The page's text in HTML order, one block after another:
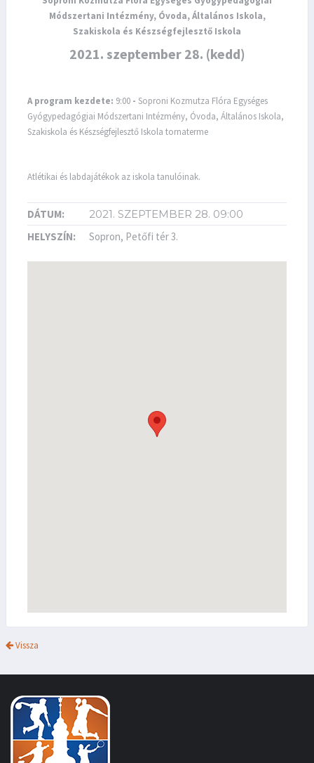
Módszertani Intézmény, Óvoda, Általános Iskola,
Szakiskola és Készségfejlesztő Iskola
2021. szeptember 28. (kedd)
A program kezdete: 9:00 - Soproni Kozmutza Flóra Egységes
Gyógypedagógiai Módszertani Intézmény, Óvoda, Általános Iskola,
Szakiskola és Készségfejlesztő Iskola tornaterme
Atlétikai és labdajátékok az iskola tanulóinak.
DÁTUM:
2021. SZEPTEMBER 28. 09:00
HELYSZÍN:
Sopron, Petőfi tér 3.
Vissza